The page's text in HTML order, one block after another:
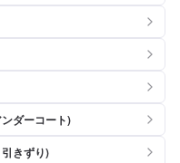
ダーコート)
きずり)